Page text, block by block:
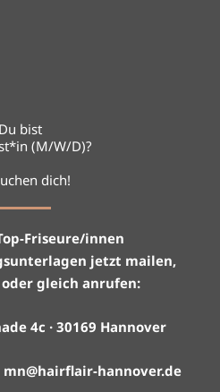
Du bist
(M/W/D)?
dich!
Friseure/innen
jetzt mailen,
gleich anrufen:
4c · 30169 Hannover
mn@hairflair-hannover.de